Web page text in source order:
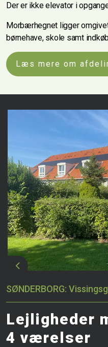
Der er ikke elevator i
Morbærhegnet ligger
børnehave, skole samt
Læs mere om
Previous
SØNDERBORG:
Lejligheder
4 værelser